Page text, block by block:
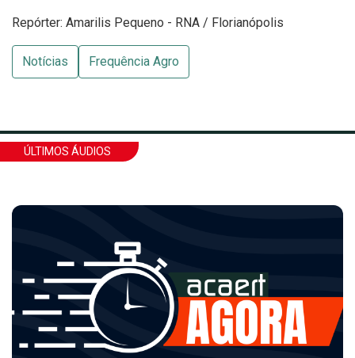
Repórter: Amarilis Pequeno - RNA / Florianópolis
Notícias Frequência Agro
ÚLTIMOS ÁUDIOS